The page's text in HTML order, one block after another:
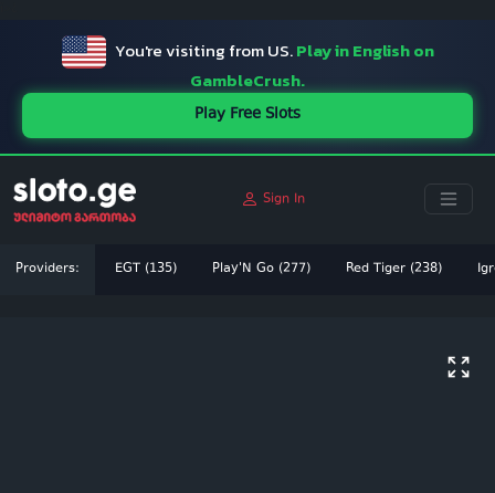
You're visiting from US.Play in English on
GambleCrush.
Play Free Slots
Sign In
Providers: EGT (135) Play'N Go (277) Red Tiger (238)